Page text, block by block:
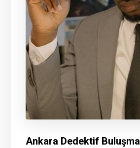
Ankara Dedektif